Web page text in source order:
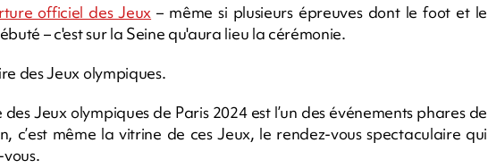
officiel des Jeux – même si plusieurs épreuves dont le foot et le
– c'est sur la Seine qu'aura lieu la cérémonie.
des Jeux olympiques.
Jeux olympiques de Paris 2024 est l’un des événements phares de
c’est même la vitrine de ces Jeux, le rendez-vous spectaculaire qui